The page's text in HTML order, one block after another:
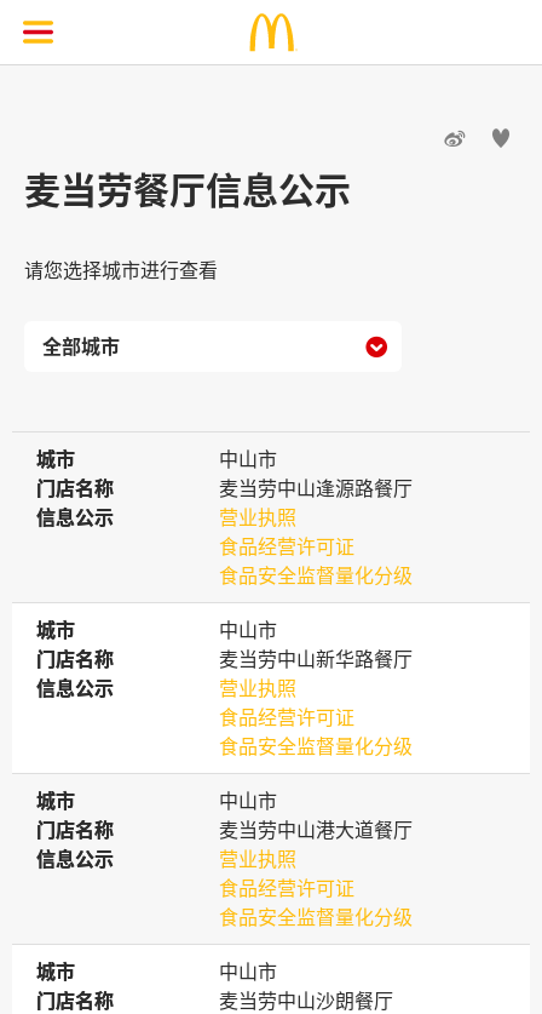
 
麦当劳餐厅信息公示
请您选择城市进行查看

城市
城市
中山市
门店名称
门店名称
麦当劳中山逢源路餐厅
信息公示
信息公示
营业执照
食品经营许可证
食品安全监督量化分级
城市
城市
中山市
门店名称
门店名称
麦当劳中山新华路餐厅
信息公示
信息公示
营业执照
食品经营许可证
食品安全监督量化分级
城市
城市
中山市
门店名称
门店名称
麦当劳中山港大道餐厅
信息公示
信息公示
营业执照
食品经营许可证
食品安全监督量化分级
城市
城市
中山市
门店名称
门店名称
麦当劳中山沙朗餐厅